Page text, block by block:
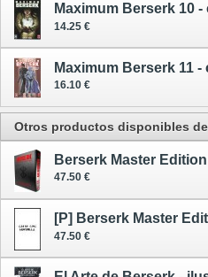
Maximum Berserk 10 -
14.25 €
Maximum Berserk 11 -
16.10 €
Otros productos disponibles
Berserk Master
47.50 €
[P] Berserk Master
47.50 €